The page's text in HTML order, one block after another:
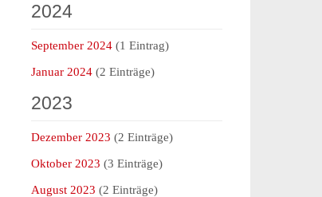
2024
September 2024(1 Eintrag)
Januar 2024(2 Einträge)
2023
Dezember 2023 (2 Einträge)
Oktober 2023 (3 Einträge)
August 2023 (2 Einträge)